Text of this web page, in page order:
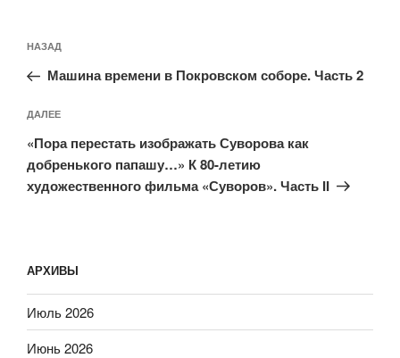
по
записям
Предыдущая
запись:
НАЗАД
Машина времени в Покровском соборе. Часть 2
Следующая
запись
ДАЛЕЕ
«Пора перестать изображать Суворова как
добренького папашу…» К 80-летию
художественного фильма «Суворов». Часть II
АРХИВЫ
Июль 2026
Июнь 2026